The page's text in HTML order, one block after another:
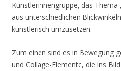
Künstlerinnengruppe, das Thema
aus unterschiedlichen
künstlerisch umzusetzen.
Zum einen sind es in Bewegung
und Collage-Elemente, die ins